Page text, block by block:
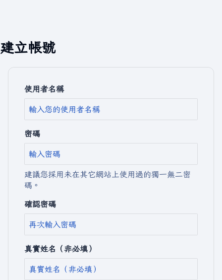
建立帳號
使用者名稱
密碼
建議您採用未在其它網站上使用過的獨一無二密
碼。
確認密碼
真實姓名（非必填）